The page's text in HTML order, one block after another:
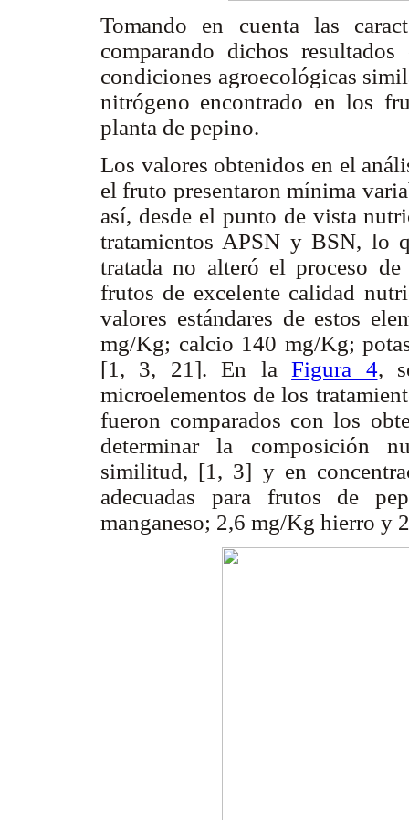
Tomando en cuenta las
comparando dichos
condiciones agroecológicas
nitrógeno encontrado en los
planta de pepino.
Los valores obtenidos en el
el fruto presentaron mínima
así, desde el punto de vista
tratamientos APSN y BSN, lo
tratada no alteró el proceso de
frutos de excelente calidad
valores estándares de estos
mg/Kg; calcio 140 mg/Kg;
[1, 3, 21]. En laFigura 4,
microelementos de los
fueron comparados con los
determinar la composición
similitud, [1, 3] y en
adecuadas para frutos de
manganeso; 2,6 mg/Kg hierro y